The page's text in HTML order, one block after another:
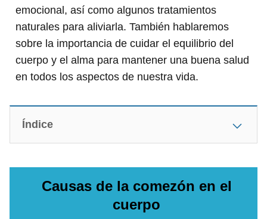
emocional, así como algunos tratamientos
naturales para aliviarla. También hablaremos
sobre la importancia de cuidar el equilibrio del
cuerpo y el alma para mantener una buena salud
en todos los aspectos de nuestra vida.
Índice
Causas de la comezón en el
cuerpo